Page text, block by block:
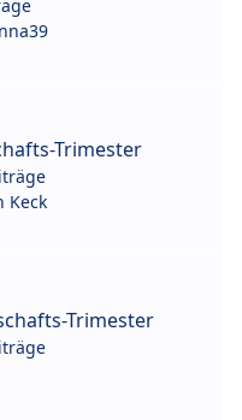
Trimester
Keck
Trimester